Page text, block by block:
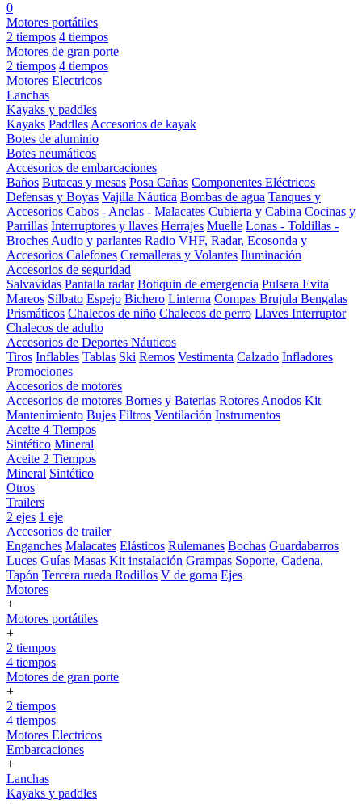
0
Motores portátiles
2 tiempos 4 tiempos
Motores de gran porte
2 tiempos 4 tiempos
Motores Electricos
Lanchas
Kayaks y paddles
Kayaks Paddles Accesorios de kayak
Botes de aluminio
Botes neumáticos
Accesorios de embarcaciones
Baños Butacas y mesas Posa Cañas Componentes Eléctricos
Defensas y Boyas Vajilla Náutica Bombas de agua Tanques y
Accesorios Cabos - Anclas - Malacates Cubierta y Cabina Cocinas y
Parrillas Interruptores y llaves Herrajes Muelle Lonas - Toldillas -
Broches Audio y parlantes Radio VHF, Radar, Ecosonda y
Accesorios Calefones Cremalleras y Volantes Iluminación
Accesorios de seguridad
Salvavidas Pantalla radar Botiquin de emergencia Pulsera Evita
Mareos Silbato Espejo Bichero Linterna Compas Brujula Bengalas
Prismáticos Chalecos de niño Chalecos de perro Llaves Interruptor
Chalecos de adulto
Accesorios de Deportes Náuticos
Tiros Inflables Tablas Ski Remos Vestimenta Calzado Infladores
Promociones
Accesorios de motores
Accesorios de motores Bornes y Baterias Rotores Anodos Kit
Mantenimiento Bujes Filtros Ventilación Instrumentos
Aceite 4 Tiempos
Sintético Mineral
Aceite 2 Tiempos
Mineral Sintético
Otros
Trailers
2 ejes 1 eje
Accesorios de trailer
Enganches Malacates Elásticos Rulemanes Bochas Guardabarros
Luces Guías Masas Kit instalación Grampas Soporte, Cadena,
Tapón Tercera rueda Rodillos V de goma Ejes
Motores
+
Motores portátiles
+
2 tiempos
4 tiempos
Motores de gran porte
+
2 tiempos
4 tiempos
Motores Electricos
Embarcaciones
+
Lanchas
Kayaks y paddles